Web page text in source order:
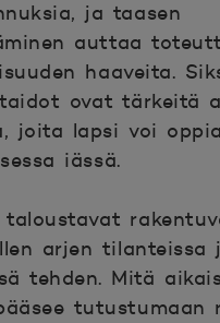
ja taasen
auttaa
haaveita.
ovat tärkeitä
joita lapsi voi
iässä.
taloustavat
arjen tilanteissa
tehden. Mitä
tutustumaan